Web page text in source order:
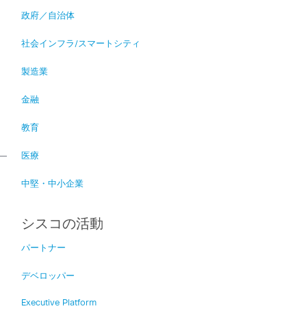
政府／自治体
社会インフラ/スマートシティ
製造業
金融
教育
医療
中堅・中小企業
シスコの活動
パートナー
デベロッパー
Executive Platform